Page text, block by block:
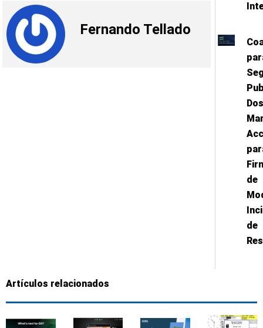
Fernando Tellado
Dos
de
de
Artículos relacionados